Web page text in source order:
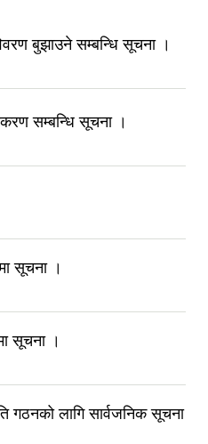
बुझाउने सम्बन्धि सूचना ।
सम्बन्धि सूचना ।
सूचना ।
सूचना ।
गठनको लागि सार्वजनिक सूचना